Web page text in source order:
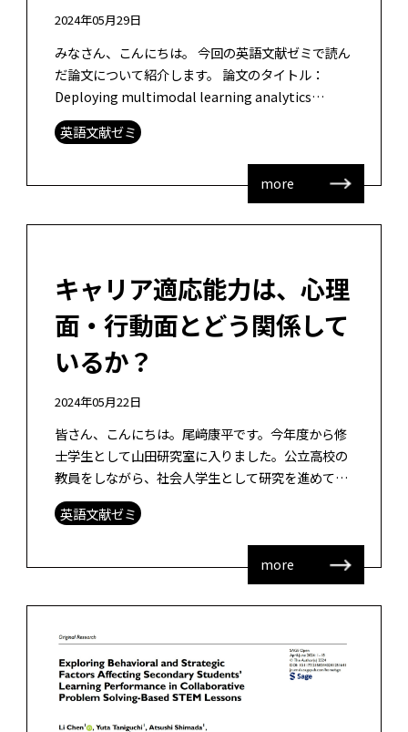
2024年05月29日
みなさん、こんにちは。 今回の英語文献ゼミで読ん
だ論文について紹介します。 論文のタイトル：
Deploying multimodal learning analytics
models to explore the im […]
英語文献ゼミ
more
キャリア適応能力は、心理
面・行動面とどう関係して
いるか？
2024年05月22日
皆さん、こんにちは。尾﨑康平です。今年度から修
士学生として山田研究室に入りました。公立高校の
教員をしながら、社会人学生として研究を進めてい
きます。研究テーマとして、高校におけるキャリア
意識を喚起する探求学習のデザインにつ […]
英語文献ゼミ
more